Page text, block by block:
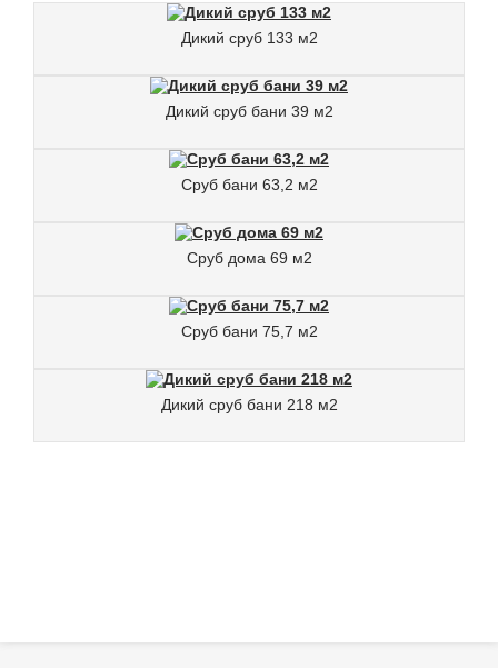
Дикий сруб 133 м2
Дикий сруб бани 39 м2
Сруб бани 63,2 м2
Сруб дома 69 м2
Сруб бани 75,7 м2
Дикий сруб бани 218 м2